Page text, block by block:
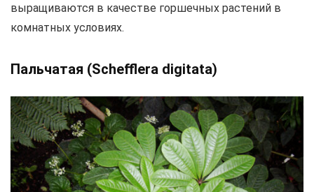
выращиваются в качестве горшечных растений в
комнатных условиях.
Пальчатая (Schefflera digitata)